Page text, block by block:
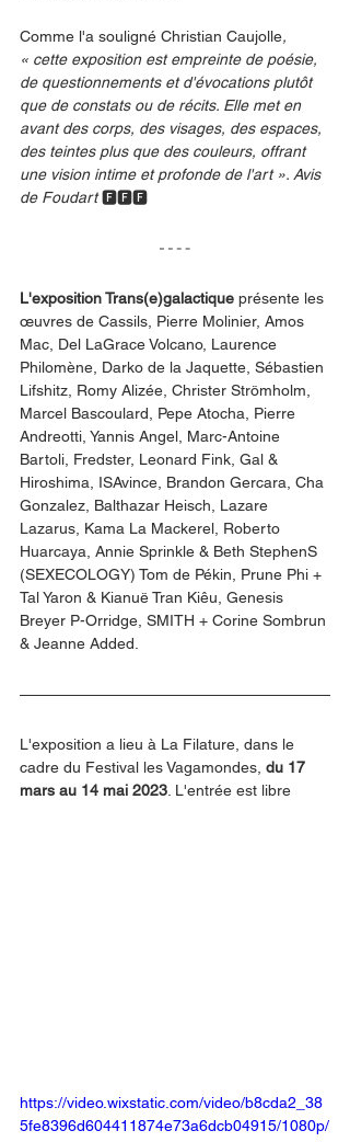
Comme l'a souligné Christian Caujolle,
« cette exposition est empreinte de poésie,
de questionnements et d'évocations plutôt
que de constats ou de récits. Elle met en
avant des corps, des visages, des espaces,
des teintes plus que des couleurs, offrant
une vision intime et profonde de l'art ». Avis
de Foudart 🅵🅵🅵
L'exposition Trans(e)galactique présente les
œuvres de Cassils, Pierre Molinier, Amos
Mac, Del LaGrace Volcano, Laurence
Philomène, Darko de la Jaquette, Sébastien
Lifshitz, Romy Alizée, Christer Strömholm,
Marcel Bascoulard, Pepe Atocha, Pierre
Andreotti, Yannis Angel, Marc-Antoine
Bartoli, Fredster, Leonard Fink, Gal &
Hiroshima, ISAvince, Brandon Gercara, Cha
Gonzalez, Balthazar Heisch, Lazare
Lazarus, Kama La Mackerel, Roberto
Huarcaya, Annie Sprinkle & Beth StephenS
(SEXECOLOGY) Tom de Pékin, Prune Phi +
Tal Yaron & Kianuë Tran Kiêu, Genesis
Breyer P-Orridge, SMITH + Corine Sombrun
& Jeanne Added.
L'exposition a lieu à La Filature, dans le
cadre du Festival les Vagamondes, du 17
mars au 14 mai 2023 . L'entrée est libre
https://video.wixstatic.com/video/b8cda2_38
5fe8396d604411874e73a6dcb04915/1080p/